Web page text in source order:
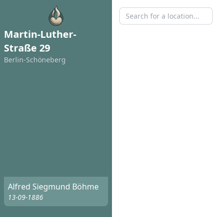
Martin-Luther-
Straße 29
Berlin-Schöneberg
Alfred Siegmund Böhme
13-09-1886